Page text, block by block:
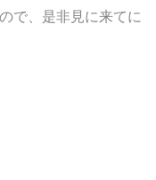
で、是非見に来てに